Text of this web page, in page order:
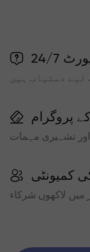
24/7
لیے دستیاب ہیں
پروگرام
تشہیری مہمات
کمیونٹی
میں لاکھوں شرکاء